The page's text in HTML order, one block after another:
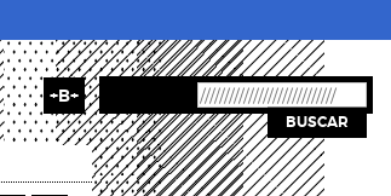
BUSCAR
+B+